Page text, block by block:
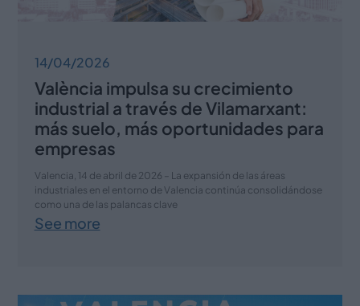
València impulsa su crecimiento
industrial a través de Vilamarxant:
más suelo, más oportunidades para
empresas
14/04/2026
Valencia, 14 de abril de 2026 – La expansión de las áreas
industriales en el entorno de Valencia continúa consolidándose
como una de las palancas clave
See more